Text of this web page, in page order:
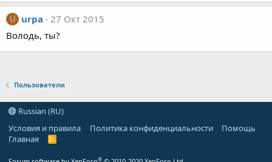
U urpa
27 Окт 2015
Володь, ты?
Пользователи
Russian (RU)
Условия и правила
Политика конфиденциальности
Помощь
Главная
R
®